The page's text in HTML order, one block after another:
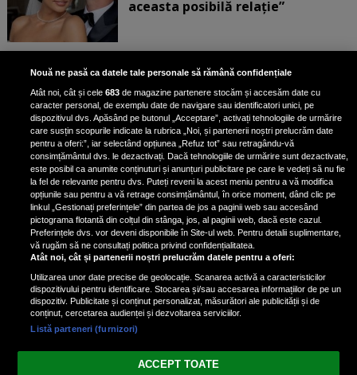
aceasta posibilă relație”
Unde locuiesc Alberto Guță și
iubita lui, după ce au plecat din
casa Narcisei Balaban: „Noi
suntem într-o casă cu două-trei
etaje”
Oana Roman, achiziție după
achiziție. Suma exorbitantă pe
care a scos-o din buzunar pentru o
pereche de ochelari de soare și un
parfum
Nouă ne pasă ca datele tale personale să rămână confidențiale
Atât noi, cât și cele683 de magazine partenere stocăm și accesăm date cu
caracter personal, de exemplu date de navigare sau identificatori unici, pe
dispozitivul dvs. Apăsând pe butonul „Acceptare”, activați tehnologiile de urmărire
care susțin scopurile indicate la rubrica „Noi, și partenerii noștri prelucrăm date
pentru a oferi:”, iar selectând opțiunea „Refuz tot” sau retragându-vă
consimțământul dvs. le dezactivați. Dacă tehnologiile de urmărire sunt dezactivate,
este posibil ca anumite conținuturi și anunțuri publicitare pe care le vedeți să nu fie
la fel de relevante pentru dvs. Puteți reveni la acest meniu pentru a vă modifica
opțiunile sau pentru a vă retrage consimțământul, în orice moment, dând clic pe
linkul „Gestionați preferințele” din partea de jos a paginii web sau accesând
pictograma flotantă din colțul din stânga, jos, al paginii web, dacă este cazul.
Preferințele dvs. vor deveni disponibile în Site-ul web. Pentru detalii suplimentare,
vă rugăm să ne consultați politica privind confidențialitatea.
Atât noi, cât și partenerii noștri prelucrăm datele pentru a oferi:
Utilizarea unor date precise de geolocație. Scanarea activă a caracteristicilor
dispozitivului pentru identificare. Stocarea și/sau accesarea informațiilor de pe un
dispozitiv. Publicitate și conținut personalizat, măsurători ale publicității și de
conținut, cercetarea audienței și dezvoltarea serviciilor.
Listă parteneri (furnizori)
ACCEPT TOATE